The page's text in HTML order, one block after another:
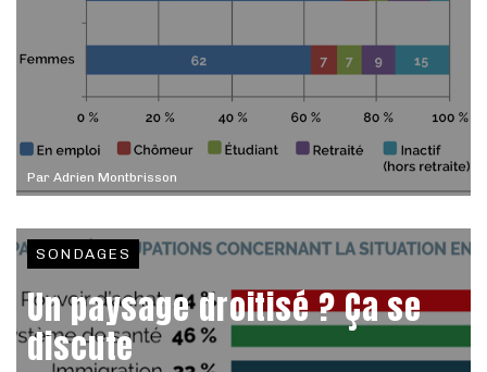
Par Adrien Montbrisson
SONDAGES
Un paysage droitisé ? Ça se
discute